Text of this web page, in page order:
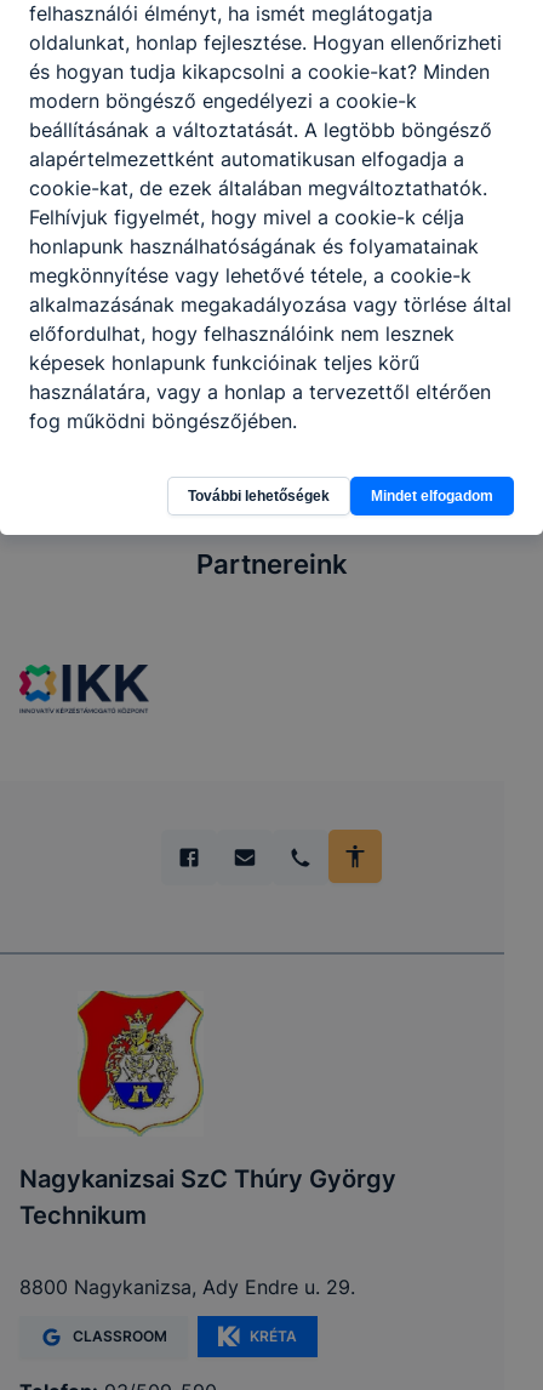
Megosztás
Partnereink
Nagykanizsai SzC Thúry György
Technikum
8800 Nagykanizsa, Ady Endre u. 29.
CLASSROOM KRÉTA
felhasználói élményt, ha ismét meglátogatja
oldalunkat, honlap fejlesztése. Hogyan ellenőrizheti
és hogyan tudja kikapcsolni a cookie-kat? Minden
modern böngésző engedélyezi a cookie-k
beállításának a változtatását. A legtöbb böngésző
alapértelmezettként automatikusan elfogadja a
cookie-kat, de ezek általában megváltoztathatók.
Felhívjuk figyelmét, hogy mivel a cookie-k célja
honlapunk használhatóságának és folyamatainak
megkönnyítése vagy lehetővé tétele, a cookie-k
alkalmazásának megakadályozása vagy törlése által
előfordulhat, hogy felhasználóink nem lesznek
képesek honlapunk funkcióinak teljes körű
használatára, vagy a honlap a tervezettől eltérően
fog működni böngészőjében.
További lehetőségek Mindet elfogadom